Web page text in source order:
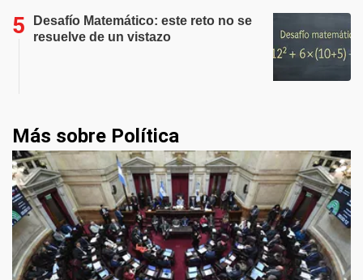
Desafío Matemático: este reto no se
resuelve de un vistazo
Más sobre Política